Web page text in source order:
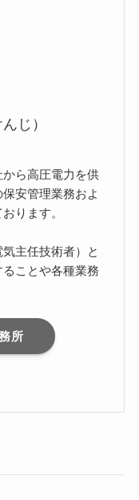
じ）
ら高圧電力を供
安管理業務およ
ります。
主任技術者）と
ことや各種業務
所